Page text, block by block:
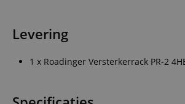
Levering
1 x Roadinger Versterkerrack PR-2